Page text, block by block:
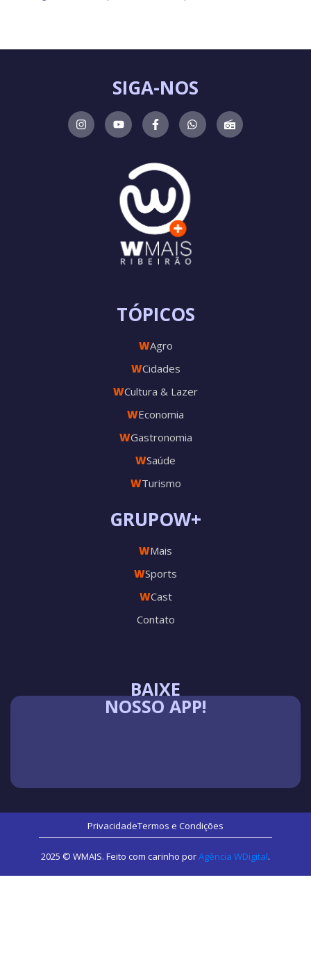
BAIXE
NOSSO APP!
GRUPOW+
WMais
WSports
WCast
Contato
TÓPICOS
WAgro
WCidades
WCultura & Lazer
WEconomia
WGastronomia
WSaúde
WTurismo
SIGA-NOS
PrivacidadeTermos e Condições
2025 © WMAIS. Feito com carinho porAgência WDigital.